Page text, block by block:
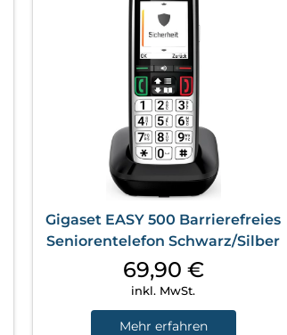
Gigaset EASY 500 Barrierefreies
Seniorentelefon Schwarz/Silber
69,90 €
inkl. MwSt.
Mehr erfahren